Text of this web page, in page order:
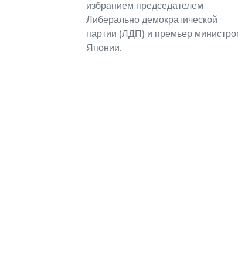
избранием председателем
Либерально-демократической
партии (ЛДП) и премьер-
Японии.